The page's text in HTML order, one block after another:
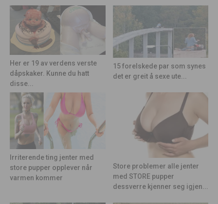
Her er 19 av verdens verste
dåpskaker. Kunne du hatt
disse...
15 forelskede par som synes
det er greit å sexe ute...
Irriterende ting jenter med
store pupper opplever når
varmen kommer
Store problemer alle jenter
med STORE pupper
dessverre kjenner seg igjen...